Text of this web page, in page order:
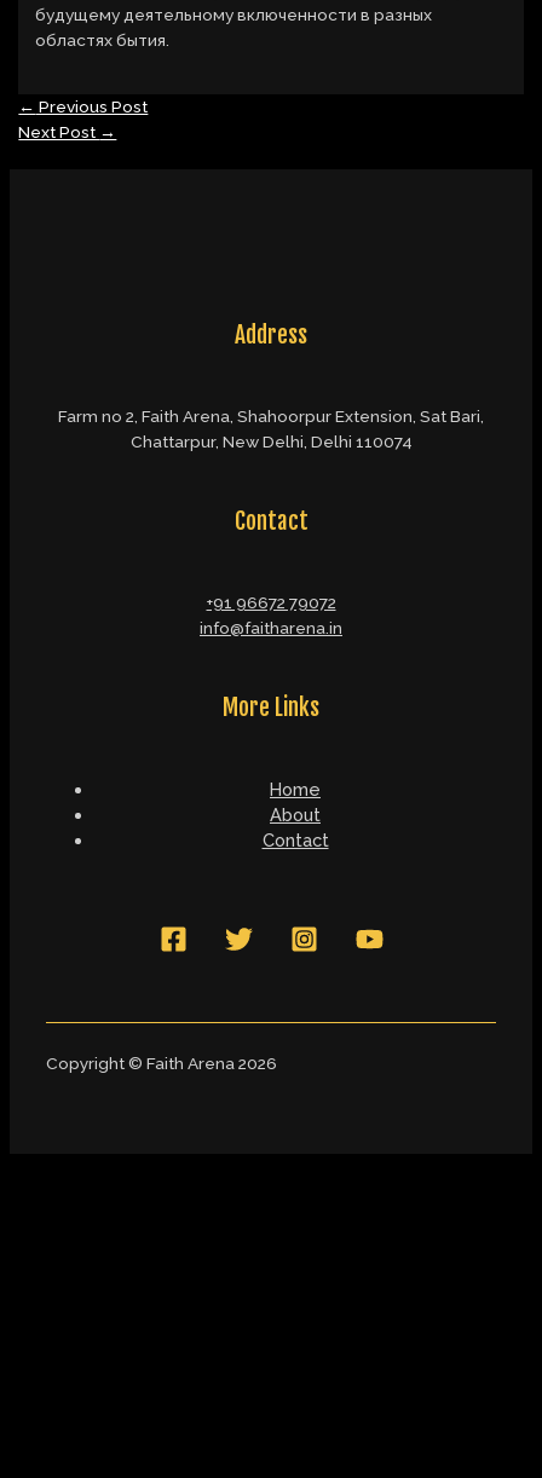
будущему деятельному включенности в разных
областях бытия.
← Previous Post
Next Post →
Address
Farm no 2, Faith Arena, Shahoorpur Extension, Sat Bari,
Chattarpur, New Delhi, Delhi 110074
Contact
+91 96672 79072
info@faitharena.in
More Links
Home
About
Contact
Copyright © Faith Arena 2026